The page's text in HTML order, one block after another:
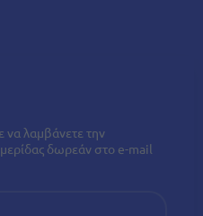
να λαμβάνετε την
δωρεάν στο e-mail